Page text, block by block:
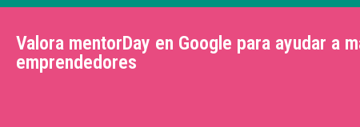
Valora mentorDay en Google para ayudar a
emprendedores